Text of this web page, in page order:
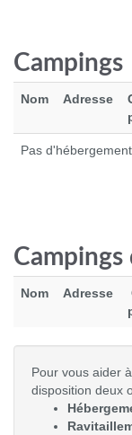
Campings
Nom Adresse
Pas d'hébergement
Nom Adresse
Pour vous aider
disposition deux